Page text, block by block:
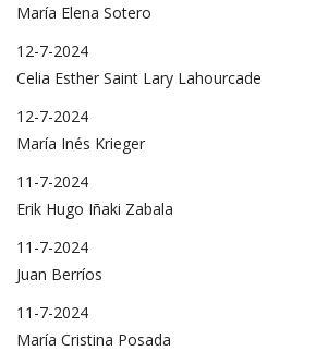
María Elena Sotero
12-7-2024
Celia Esther Saint Lary Lahourcade
12-7-2024
María Inés Krieger
11-7-2024
Erik Hugo Iñaki Zabala
11-7-2024
Juan Berríos
11-7-2024
María Cristina Posada